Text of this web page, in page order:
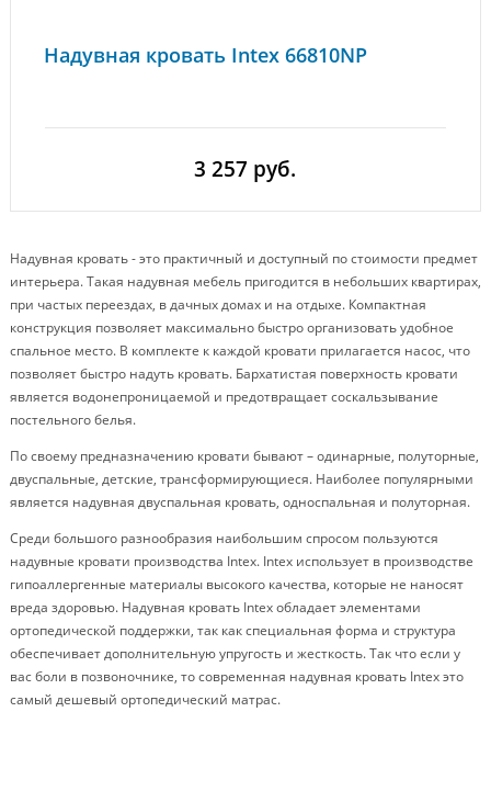
Надувная кровать Intex 66810NP
3 257 руб.
Надувная кровать - это практичный и доступный по стоимости предмет
интерьера. Такая надувная мебель пригодится в небольших квартирах,
при частых переездах, в дачных домах и на отдыхе. Компактная
конструкция позволяет максимально быстро организовать удобное
спальное место. В комплекте к каждой кровати прилагается насос, что
позволяет быстро надуть кровать. Бархатистая поверхность кровати
является водонепроницаемой и предотвращает соскальзывание
постельного белья.
По своему предназначению кровати бывают – одинарные, полуторные,
двуспальные, детские, трансформирующиеся. Наиболее популярными
является надувная двуспальная кровать, односпальная и полуторная.
Среди большого разнообразия наибольшим спросом пользуются
надувные кровати производства Intex. Intex использует в производстве
гипоаллергенные материалы высокого качества, которые не наносят
вреда здоровью. Надувная кровать Intex обладает элементами
ортопедической поддержки, так как специальная форма и структура
обеспечивает дополнительную упругость и жесткость. Так что если у
вас боли в позвоночнике, то современная надувная кровать Intex это
самый дешевый ортопедический матрас.